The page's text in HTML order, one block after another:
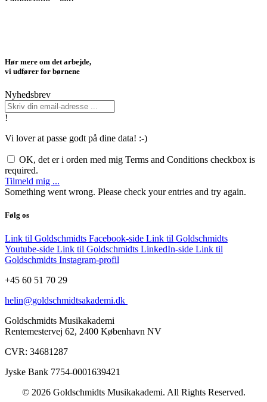
Hør mere om det arbejde,
vi udfører for børnene
Nyhedsbrev
!
Vi lover at passe godt på dine data! :-)
OK, det er i orden med mig Terms and Conditions checkbox is
required.
Tilmeld mig ...
Something went wrong. Please check your entries and try again.
Følg os
Link til Goldschmidts Facebook-side Link til Goldschmidts
Youtube-side Link til Goldschmidts LinkedIn-side Link til
Goldschmidts Instagram-profil
+45 60 51 70 29
helin@goldschmidtsakademi.dk
Goldschmidts Musikakademi
Rentemestervej 62, 2400 København NV
CVR: 34681287
Jyske Bank 7754-0001639421
© 2026 Goldschmidts Musikakademi. All Rights Reserved.